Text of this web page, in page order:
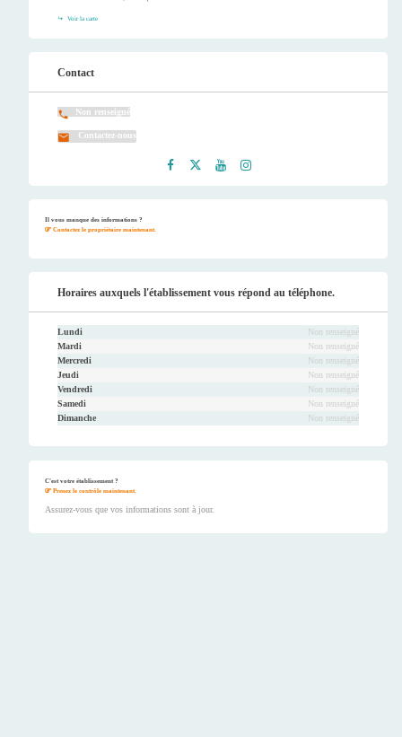
Voir la carte
Contact
Non renseigné
Contactez-nous
Il vous manque des informations ?
Contactez le propriétaire maintenant.
Horaires auxquels l'établissement vous répond au téléphone.
Lundi
Non renseigné
Mardi
Non renseigné
Mercredi
Non renseigné
Jeudi
Non renseigné
Vendredi
Non renseigné
Samedi
Non renseigné
Dimanche
Non renseigné
C'est votre établissement ?
Prenez le contrôle maintenant.
Assurez-vous que vos informations sont à jour.